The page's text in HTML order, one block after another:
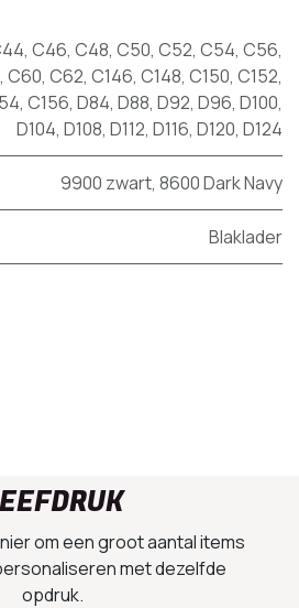
, C46, C48, C50, C52, C54, C56,
, C60, C62, C146, C148, C150, C152,
, C156, D84, D88, D92, D96, D100,
D104, D108, D112, D116, D120, D124
9900 zwart, 8600 Dark Navy
Blaklader
om een groot aantal items
met dezelfde
opdruk.